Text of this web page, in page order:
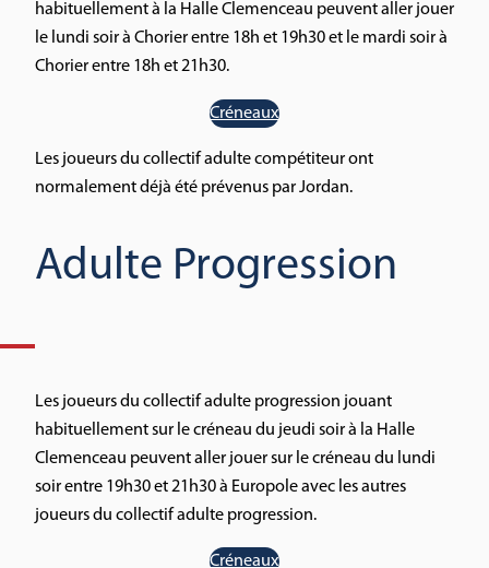
habituellement à la Halle Clemenceau peuvent aller jouer
le lundi soir à Chorier entre 18h et 19h30 et le mardi soir à
Chorier entre 18h et 21h30.
Créneaux
Les joueurs du collectif adulte compétiteur ont
normalement déjà été prévenus par Jordan.
Adulte Progression
Les joueurs du collectif adulte progression jouant
habituellement sur le créneau du jeudi soir à la Halle
Clemenceau peuvent aller jouer sur le créneau du lundi
soir entre 19h30 et 21h30 à Europole avec les autres
joueurs du collectif adulte progression.
Créneaux